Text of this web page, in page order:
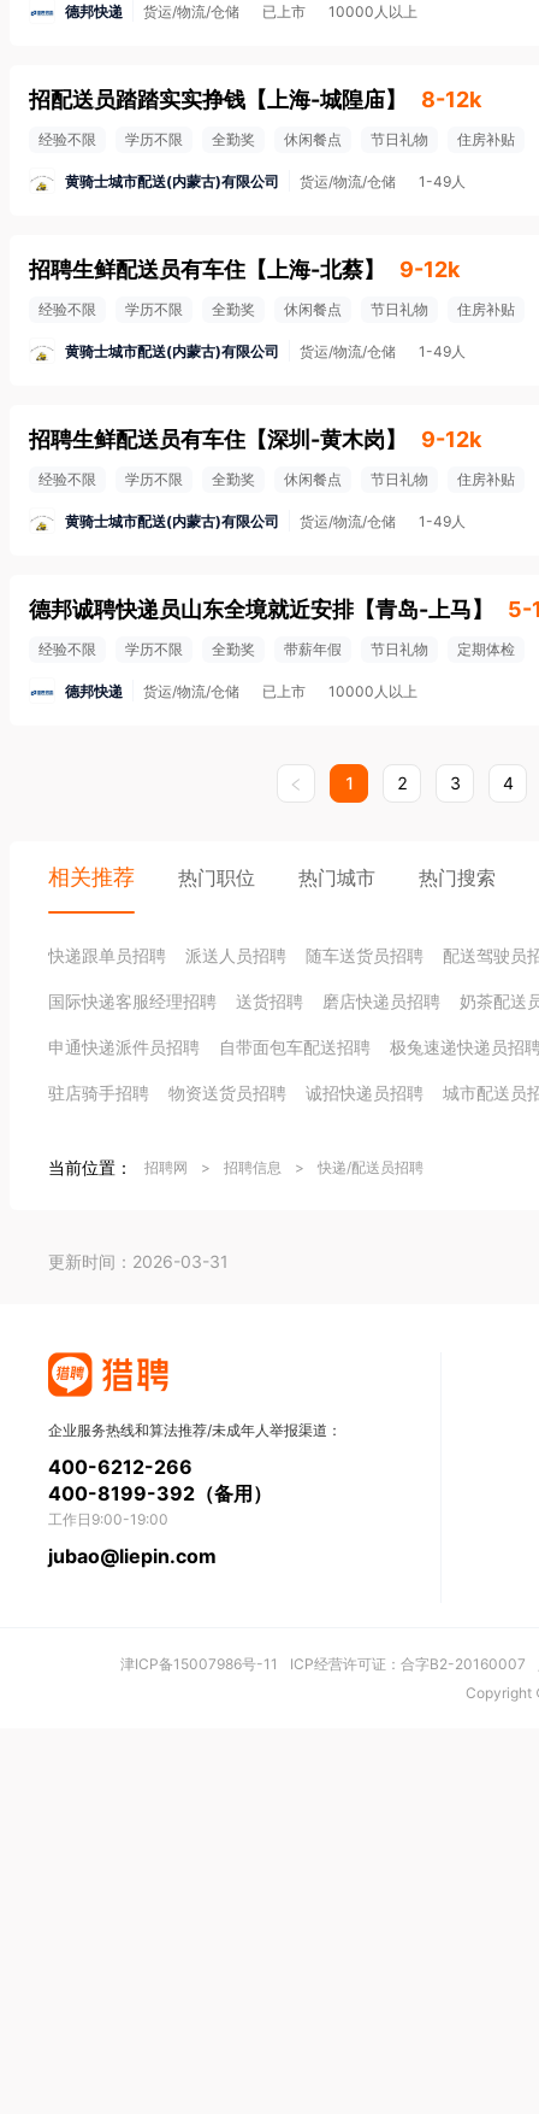
德邦快递 货运/物流/仓储 已上市 10000人以上
招配送员踏踏实实挣钱 【 上海-城隍庙】 8-12k
经验不限 学历不限 全勤奖 休闲餐点 节日礼物 住房补贴
黄骑士城市配送(内蒙古)有限公司 货运/物流/仓储 1-49人
招聘生鲜配送员有车住 【 上海-北蔡】 9-12k
经验不限 学历不限 全勤奖 休闲餐点 节日礼物 住房补贴
黄骑士城市配送(内蒙古)有限公司 货运/物流/仓储 1-49人
招聘生鲜配送员有车住 【深圳-黄木岗】 9-12k
经验不限 学历不限 全勤奖 休闲餐点 节日礼物 住房补贴
黄骑士城市配送(内蒙古)有限公司 货运/物流/仓储 1-49人
德邦诚聘快递员山东全境就近安排 【青岛-上马】 5-
经验不限 学历不限 全勤奖 带薪年假 节日礼物 定期体检
德邦快递 货运/物流/仓储 已上市 10000人以上
1 2 3 4
相关推荐 热门职位 热门城市 热门搜索
快递跟单员招聘 派送人员招聘 随车送货员招聘 配送驾驶员
国际快递客服经理招聘 送货招聘 磨店快递员招聘 奶茶配送
申通快递派件员招聘 自带面包车配送招聘 极兔速递快递员招
驻店骑手招聘 物资送货员招聘 诚招快递员招聘 城市配送员
当前位置： 招聘网 > 招聘信息 > 快递/配送员招聘
更新时间：2026-03-31